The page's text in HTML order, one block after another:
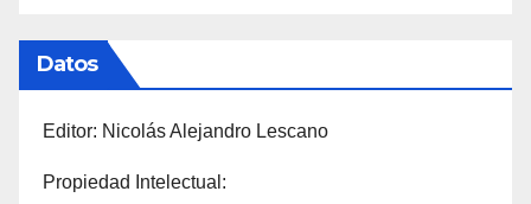
Datos
Editor: Nicolás Alejandro Lescano
Propiedad Intelectual: